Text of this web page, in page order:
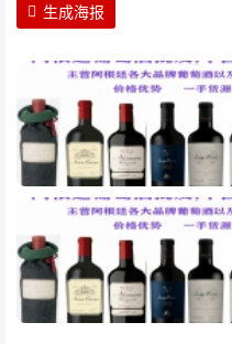
生成海报